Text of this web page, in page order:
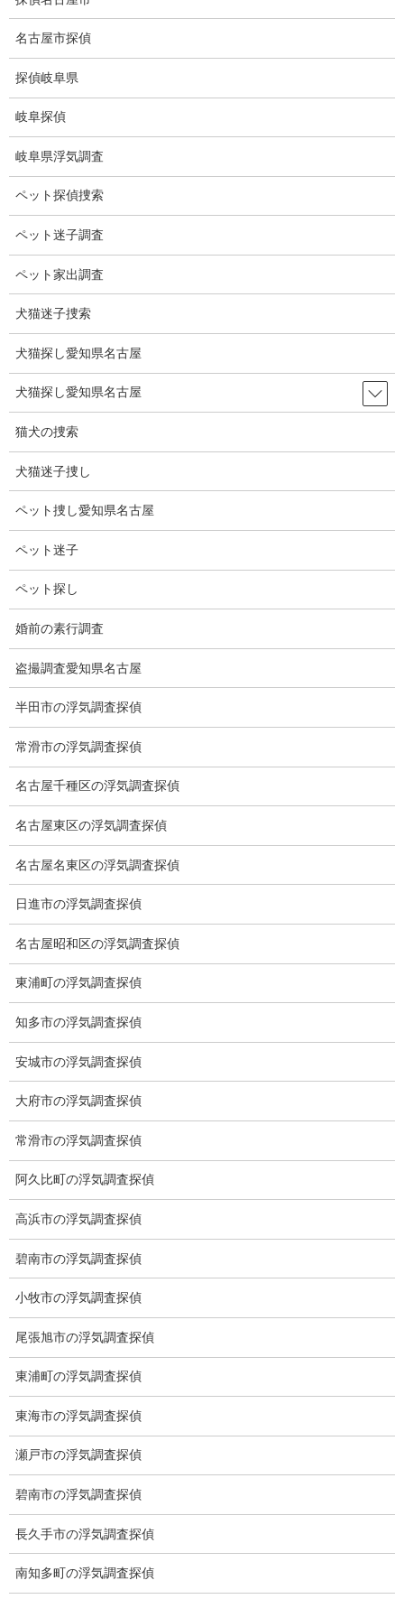
に
動
ョ
に
動
ブログ
HOME ブログ
2026-06-03
ブログ
探偵社の選び方①
お客様は探偵社選びに最も迷うところと思います。
どこの探偵社が安いか、どこの探偵社が親身に対応してくれる
か、結果を出してくれるかなど色々考えてしまうと思います。
探偵社選びで最も大切なのは、調査スキルと適材適所の調査機
器、そして人間力です。
調査機器は面談の際に探偵社に見せてもらうことも聞くこともで
人間力については探偵社とお会いしたときに感じることができる
と思います。
調査スキルは調査員の経験年数や実力ですが、どこの探偵社も自
社は優れていると言います。
目安として大切なところは開業年数にあります。
当社は35年以上の調査経験と実績があります。
この年数は何物にも変えられない重みがあります。
35年以上続いて来たことは長年の信用があります。
させていただいている会社があります。
また法律事務所からのご依頼もいただいております。
35年続いた理由の一つにそういった企業様、法律事務所様、そし
て何より個人のお客様のご支援の賜物と思っております。
探偵社選びに迷った際は是非、弊社をご用命いただき、何なりと
お申し付けください。
お見積無料、ご相談無料、秘密厳守ですから、ご安心ください。
お客様のお力添えになればと思っております。
カテゴリー ブログ
前の記事
探偵社の選び方②
2026-06-04
総合探偵社ミライリサーチ
名古屋市探偵
探偵岐阜県
岐阜探偵
岐阜県浮気調査
ペット探偵捜索
ペット迷子調査
ペット家出調査
犬猫迷子捜索
犬猫探し愛知県名古屋
犬猫探し愛知県名古屋
猫犬の捜索
犬猫迷子捜し
ペット捜し愛知県名古屋
ペット迷子
ペット探し
婚前の素行調査
盗撮調査愛知県名古屋
半田市の浮気調査探偵
常滑市の浮気調査探偵
名古屋千種区の浮気調査探偵
名古屋東区の浮気調査探偵
名古屋名東区の浮気調査探偵
日進市の浮気調査探偵
名古屋昭和区の浮気調査探偵
東浦町の浮気調査探偵
知多市の浮気調査探偵
安城市の浮気調査探偵
大府市の浮気調査探偵
常滑市の浮気調査探偵
阿久比町の浮気調査探偵
高浜市の浮気調査探偵
碧南市の浮気調査探偵
小牧市の浮気調査探偵
尾張旭市の浮気調査探偵
東浦町の浮気調査探偵
東海市の浮気調査探偵
瀬戸市の浮気調査探偵
碧南市の浮気調査探偵
長久手市の浮気調査探偵
南知多町の浮気調査探偵